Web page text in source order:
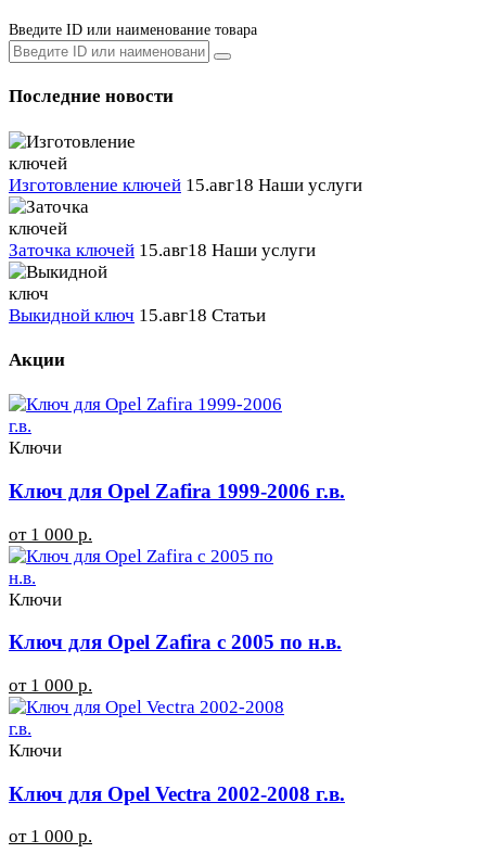
Введите ID или наименование товара
Последние новости
Изготовление ключей 15.авг18 Наши услуги
Заточка ключей 15.авг18 Наши услуги
Выкидной ключ 15.авг18 Статьи
Акции
Ключи
Ключ для Opel Zafira 1999-2006 г.в.
от 1 000 р.
Ключи
Ключ для Opel Zafira с 2005 по н.в.
от 1 000 р.
Ключи
Ключ для Opel Vectra 2002-2008 г.в.
от 1 000 р.